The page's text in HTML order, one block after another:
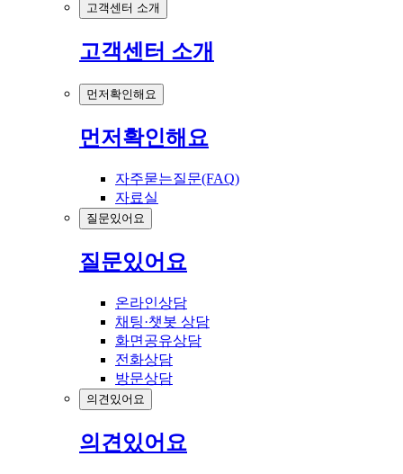
고객센터 소개
고객센터 소개
먼저확인해요
먼저확인해요
자주묻는질문(FAQ)
자료실
질문있어요
질문있어요
온라인상담
채팅·챗봇 상담
화면공유상담
전화상담
방문상담
의견있어요
의견있어요